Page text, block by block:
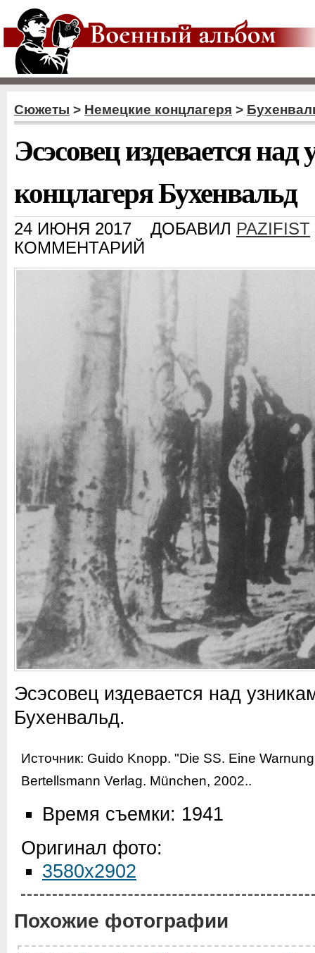
Сюжеты > Немецкие концлагеря >
Эсэсовец издевается
концлагеря Бухенвальд
24 ИЮНЯ 2017 ДОБАВИЛ PAZIFIST
КОММЕНТАРИЙ
Эсэсовец издевается над
Бухенвальд.
Источник: Guido Knopp. "Die SS. Eine
Bertellsmann Verlag. München, 2002..
Время съемки: 1941
Оригинал фото:
3580x2902
Похожие фотографии